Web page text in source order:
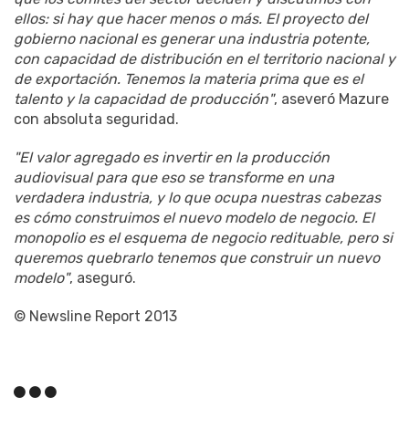
ellos: si hay que hacer menos o más. El proyecto del
gobierno nacional es generar una industria potente,
con capacidad de distribución en el territorio nacional y
de exportación. Tenemos la materia prima que es el
talento y la capacidad de producción", aseveró Mazure
con absoluta seguridad.
"El valor agregado es invertir en la producción
audiovisual para que eso se transforme en una
verdadera industria, y lo que ocupa nuestras cabezas
es cómo construimos el nuevo modelo de negocio. El
monopolio es el esquema de negocio redituable, pero si
queremos quebrarlo tenemos que construir un nuevo
modelo", aseguró.
© Newsline Report 2013